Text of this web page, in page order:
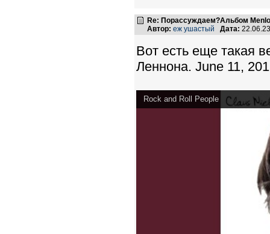
Re: Порассуждаем?Альбом
Автор: еж ушастый Дата:
Вот есть еще такая
Леннона. June 11,
Rock and Roll People